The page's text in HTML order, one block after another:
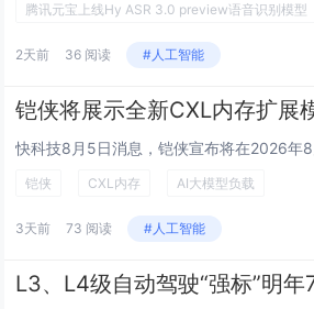
腾讯元宝上线Hy ASR 3.0 preview语音识别模型
2天前 36 阅读 #人工智能
铠侠 CXL内存 AI大模型负载
3天前 73 阅读 #人工智能